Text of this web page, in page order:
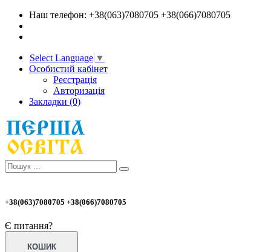
Наш телефон: +38(063)7080705 +38(066)7080705
Select Language ▼
Особистий кабінет
Реєстрація
Авторизація
Закладки (0)
+38(063)7080705 +38(066)7080705
Є питання?
КОШИК